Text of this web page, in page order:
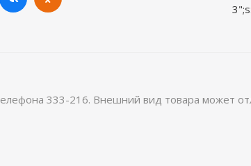
333-216. Внешний вид товара может